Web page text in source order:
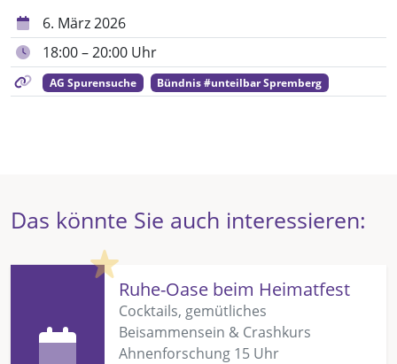
6. März 2026
18:00 – 20:00 Uhr
AG Spurensuche Bündnis #unteilbar Spremberg
Das könnte Sie auch interessieren:
Highlight
Ruhe-Oase beim Heimatfest
Cocktails, gemütliches
Beisammensein & Crashkurs
Ahnenforschung 15 Uhr